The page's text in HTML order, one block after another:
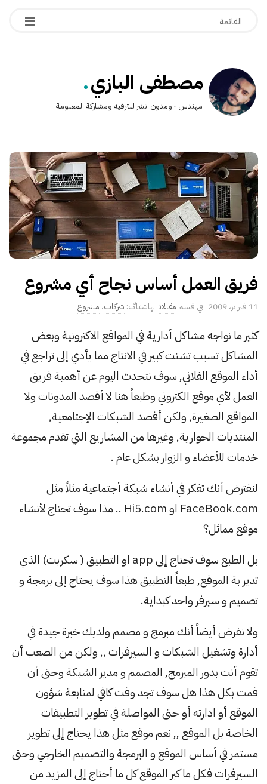
مصطفى البازي.
مهندس ◦ ومدون انشر للترفيه ومشاركة المعلومة
فريق العمل أساس نجاح أي مشروع
P
b
l
i
h
D
a
11 فبراير، 2009 مقالات شركات، مشروع
كثير ما نواجه مشاكل أدارية في المواقع الاكترونية وبعض
المشاكل تسبب تشتت كبير في الانتاج مما يأدي إلى تراجع في
أداء الموقع الفلاني, سوف نتحدث اليوم عن أهمية فريق
العمل لأي موقع الكتروني وطبعاً هنا لا أقصد المدونات ولا
المواقع الصغيرة, ولكن أقصد الشبكات الإجتامعية,
المنتديات الحوارية, وغيرها من المشاريع التي تقدم مجموعة
خدمات للأعضاء و الزوار بشكل عام .
لنفترض أنك تفكر في أنشاء شبكة أجتماعية مثلاً مثل
FaceBook.com او Hi5.com .. مذا سوف تحتاج لأنشاء
موقع مماثل؟
بل الطبع سوف تحتاج إلى app او التطبيق ( سكربت) الذي
تدير بة الموقع, طبعاً التطبيق هذا سوف يحتاج إلى برمجة و
تصميم و سيرفر واحد كبداية.
ولا نفرض أيضاً أنك مبرمج و مصمم ولديك خبرة جيدة في
أدارة وتشغيل الشبكات و السيرفرات ,, ولكن من الصعب أن
تقوم أنت بدور المبرمج, المصمم و مدير الشبكة وحتى أن
قمت بكل هذا هل سوف تجد وقت كافي لمتابعة شؤون
الموقع أو ادارته أو حتى المواصلة في تطوير التطبيقات
الخاصة بل الموقع ,, نعم موقع مثل هذا يحتاج إلى تطوير
مستمر في أساس الموقع و البرمجة والتصميم الخارجي وحتى
السيرفرات فكل ما كبر الموقع كل ما أحتاج إلى المزيد من